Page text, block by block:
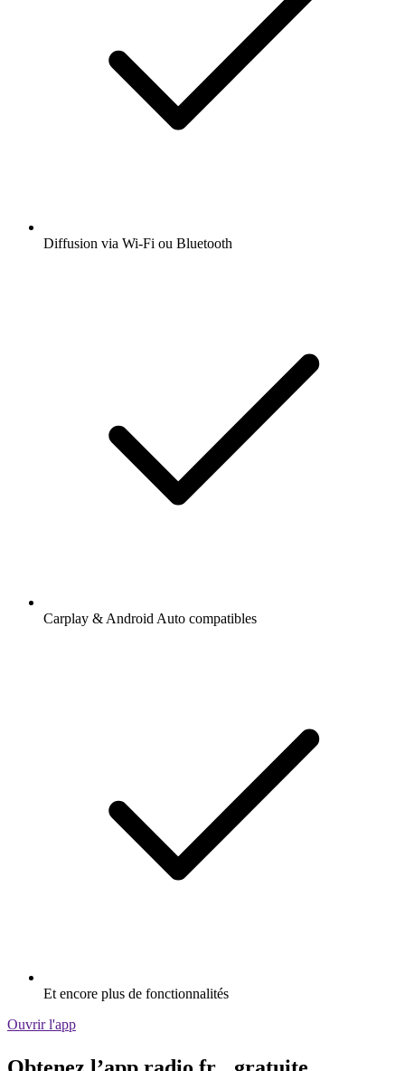
Diffusion via Wi-Fi ou Bluetooth
Carplay & Android Auto compatibles
Et encore plus de fonctionnalités
Ouvrir l'app